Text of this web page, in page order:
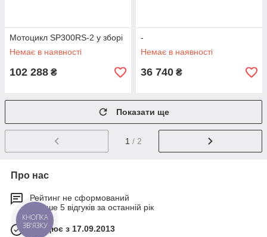
Мотоцикл SP300RS-2 у зборі
Немає в наявності
102 288 ₴
-
Немає в наявності
36 740 ₴
Показати ще
1 / 2
Про нас
Рейтинг не сформований
Менше 5 відгуків за останній рік
Працює з 17.09.2013
КНОПКА
ЗВ'ЯЗКУ